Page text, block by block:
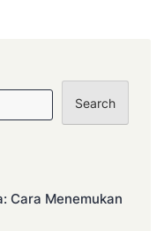
Search
Cara Menemukan